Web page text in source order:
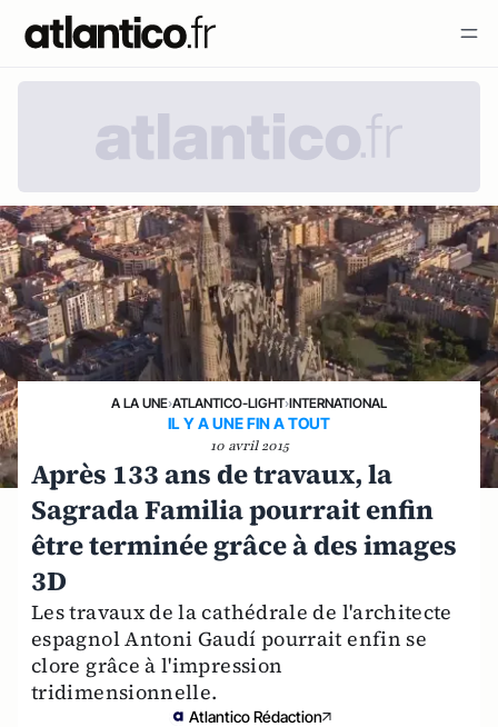
A LA UNE›ATLANTICO-LIGHT›INTERNATIONAL
IL Y A UNE FIN A TOUT
10 avril 2015
Après 133 ans de travaux, la
Sagrada Familia pourrait enfin
être terminée grâce à des images
3D
Les travaux de la cathédrale de l'architecte
espagnol Antoni Gaudí pourrait enfin se
clore grâce à l'impression
tridimensionnelle.
Atlantico Rédaction